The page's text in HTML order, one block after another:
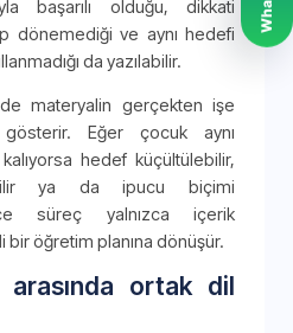
başarılı olduğu, dikkati
dönemediği ve aynı hedefi
da yazılabilir.
materyalin gerçekten işe
gösterir. Eğer çocuk aynı
hedef küçültülebilir,
ya da ipucu biçimi
süreç yalnızca içerik
bir öğretim planına dönüşür.
ortak dil